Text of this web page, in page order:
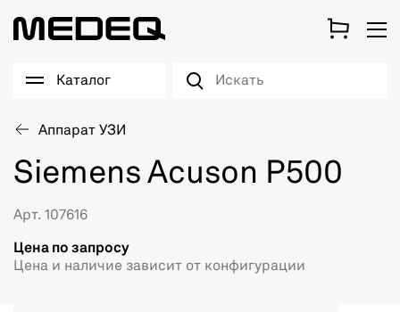
Каталог
Аппарат УЗИ
Siemens Acuson P500
Арт. 107616
Цена по запросу
Цена и наличие зависит от конфигурации